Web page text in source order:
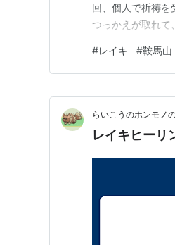
回、個人で祈祷
つっかえが取れて
り。 トータルで
は足が筋肉痛で
#レイキ #鞍馬山
らいこうのホンモノ
レイキヒーリ